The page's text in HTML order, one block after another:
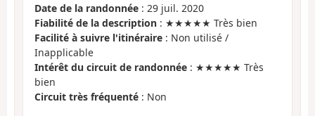
Date de la randonnée : 29 juil. 2020
Fiabilité de la description : ★★★★★ Très bien
Facilité à suivre l'itinéraire : Non utilisé /
Inapplicable
Intérêt du circuit de randonnée : ★★★★★ Très
bien
Circuit très fréquenté : Non